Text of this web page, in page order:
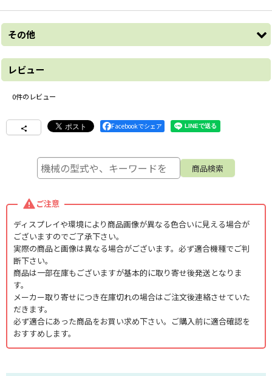
その他
●商品種類が多いため、画像は参考見本となります。
レビュー
0件のレビュー
Facebookでシェア
ご注意
ディスプレイや環境により商品画像が異なる色合いに見える場合が
ございますのでご了承下さい。
実際の商品と画像は異なる場合がございます。必ず適合機種でご判
断下さい。
商品は一部在庫もございますが基本的に取り寄せ後発送となりま
す。
メーカー取り寄せにつき在庫切れの場合はご注文後連絡させていた
だきます。
必ず適合にあった商品をお買い求め下さい。ご購入前に適合確認を
おすすめします。